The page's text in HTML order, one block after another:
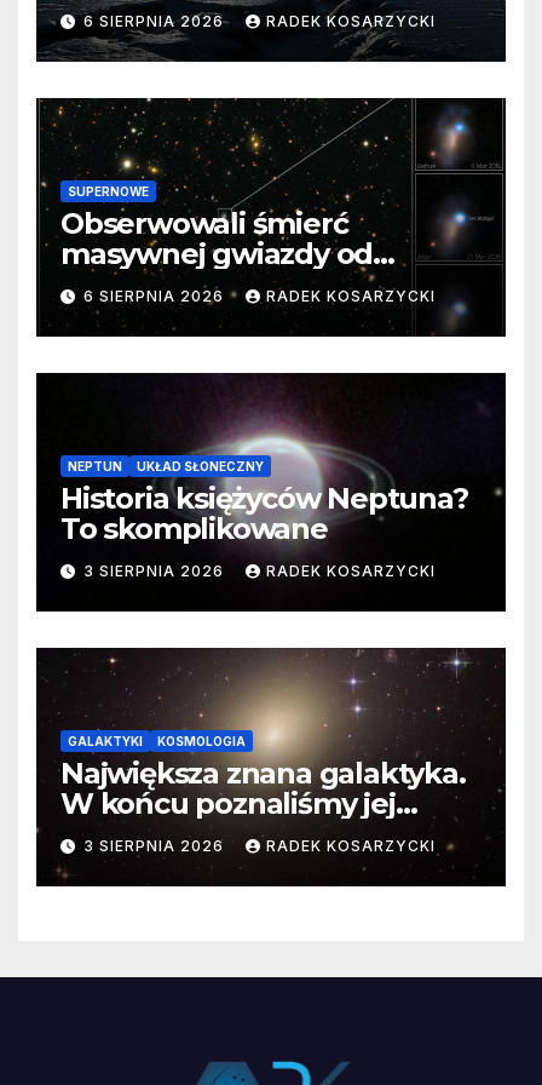
barierę
6 SIERPNIA 2026 RADEK KOSARZYCKI
SUPERNOWE
Obserwowali śmierć
masywnej gwiazdy od
samego początku. Niezwykle
cenne dane
6 SIERPNIA 2026 RADEK KOSARZYCKI
NEPTUN UKŁAD SŁONECZNY
Historia księżyców Neptuna?
To skomplikowane
3 SIERPNIA 2026 RADEK KOSARZYCKI
GALAKTYKI KOSMOLOGIA
Największa znana galaktyka.
W końcu poznaliśmy jej
faktyczne wymiary
3 SIERPNIA 2026 RADEK KOSARZYCKI